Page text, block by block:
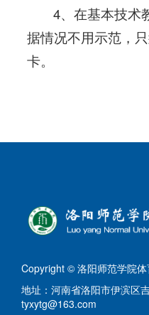
4、在基本技术
据情况不用示范，
卡。
Copyright © 洛阳师范学院
地址：河南省洛阳市伊滨
tyxytg@163.com